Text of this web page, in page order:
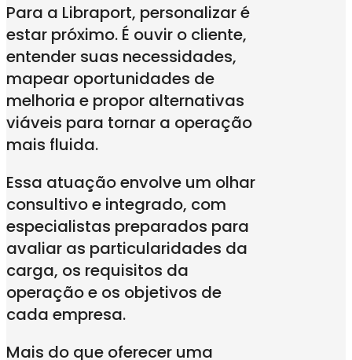
Para a Libraport, personalizar é
estar próximo. É ouvir o cliente,
entender suas necessidades,
mapear oportunidades de
melhoria e propor alternativas
viáveis para tornar a operação
mais fluida.
Essa atuação envolve um olhar
consultivo e integrado, com
especialistas preparados para
avaliar as particularidades da
carga, os requisitos da
operação e os objetivos de
cada empresa.
Mais do que oferecer uma